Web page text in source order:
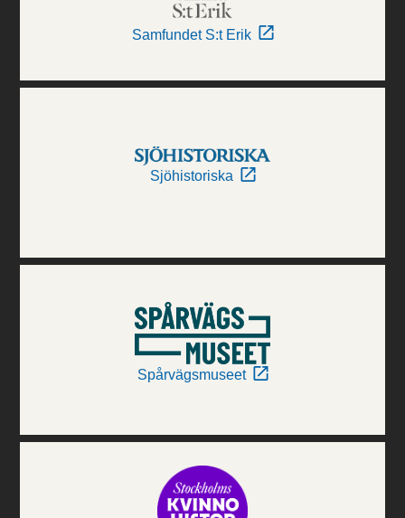
Samfundet S:t Erik
Sjöhistoriska
Spårvägsmuseet